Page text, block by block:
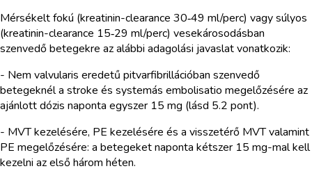
Mérsékelt fokú (kreatinin-clearance 30‑49 ml/perc) vagy súlyos
(kreatinin-clearance 15‑29 ml/perc) vesekárosodásban
szenvedő betegekre az alábbi adagolási javaslat vonatkozik:
- Nem valvularis eredetű pitvarfibrillációban szenvedő
betegeknél a stroke és systemás embolisatio megelőzésére az
ajánlott dózis naponta egyszer 15 mg (lásd 5.2 pont).
- MVT kezelésére, PE kezelésére és a visszetérő MVT valamint
PE megelőzésére: a betegeket naponta kétszer 15 mg-mal kell
kezelni az első három héten.